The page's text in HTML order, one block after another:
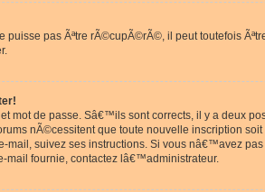
puisse pas Ãªtre rÃ©cupÃ©rÃ©, il peut toutefois
mot de passe. Sâ€™ils sont corrects, il y a deux
nÃ©cessitent que toute nouvelle inscription
mail, suivez ses instructions. Si vous nâ€™avez
mail fournie, contactez lâ€™administrateur.